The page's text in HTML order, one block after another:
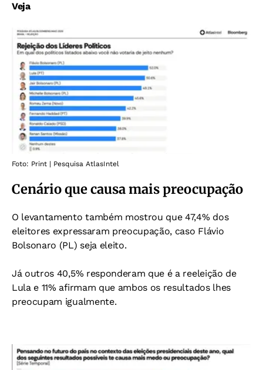
Veja
Foto: Print | Pesquisa AtlasIntel
Cenário que causa mais preocupação
O levantamento também mostrou que 47,4% dos
eleitores expressaram preocupação, caso Flávio
Bolsonaro (PL) seja eleito.
Já outros 40,5% responderam que é a reeleição de
Lula e 11% afirmam que ambos os resultados lhes
preocupam igualmente.